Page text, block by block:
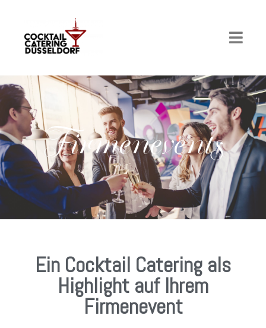
Firmenevents
Ein Cocktail Catering als
Highlight auf Ihrem
Firmenevent